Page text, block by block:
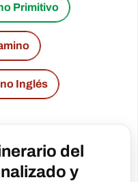
Primitivo
Inglés
del
y